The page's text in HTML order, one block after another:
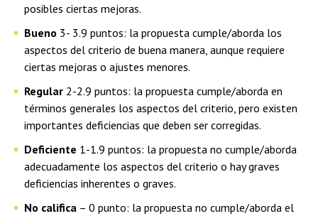
posibles ciertas mejoras.
Bueno 3- 3.9 puntos: la propuesta cumple/aborda los
aspectos del criterio de buena manera, aunque requiere
ciertas mejoras o ajustes menores.
Regular 2-2.9 puntos: la propuesta cumple/aborda en
términos generales los aspectos del criterio, pero existen
importantes deficiencias que deben ser corregidas.
Deficiente 1-1.9 puntos: la propuesta no cumple/aborda
adecuadamente los aspectos del criterio o hay graves
deficiencias inherentes o graves.
No califica – 0 punto: la propuesta no cumple/aborda el